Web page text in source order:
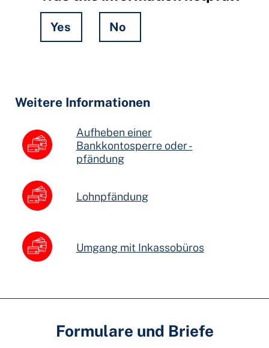
Yes No
Weitere Informationen
Aufheben einer
Bankkontosperre oder -
pfändung
Lohnpfändung
Umgang mit Inkassobüros
Formulare und Briefe